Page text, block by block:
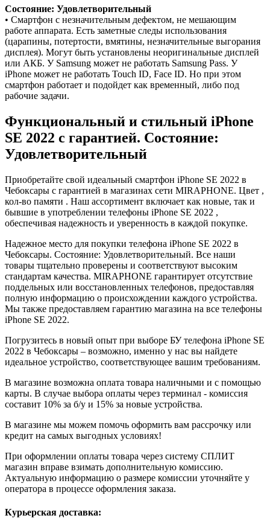
Состояние: Удовлетворительный
• Смартфон с незначительным дефектом, не мешающим
работе аппарата. Есть заметные следы использования
(царапины, потертости, вмятины, незначительные выгорания
дисплея). Могут быть установлены неоригинальные дисплей
или АКБ. У Samsung может не работать Samsung Pass. У
iPhone может не работать Touch ID, Face ID. Но при этом
смартфон работает и подойдет как временный, либо под
рабочие задачи.
Функциональный и стильный iPhone
SE 2022 с гарантией. Состояние:
Удовлетворительный
Приобретайте свой идеальный смартфон iPhone SE 2022 в
Чебоксары с гарантией в магазинах сети MIRAPHONE. Цвет ,
кол-во памяти . Наш ассортимент включает как новые, так и
бывшие в употреблении телефоны iPhone SE 2022 ,
обеспечивая надежность и уверенность в каждой покупке.
Надежное место для покупки телефона iPhone SE 2022 в
Чебоксары. Состояние: Удовлетворительный. Все наши
товары тщательно проверены и соответствуют высоким
стандартам качества. MIRAPHONE гарантирует отсутствие
поддельных или восстановленных телефонов, предоставляя
полную информацию о происхождении каждого устройства.
Мы также предоставляем гарантию магазина на все телефоны
iPhone SE 2022.
Погрузитесь в новый опыт при выборе БУ телефона iPhone SE
2022 в Чебоксары – возможно, именно у нас вы найдете
идеальное устройство, соответствующее вашим требованиям.
В магазине возможна оплата товара наличными и с помощью
карты. В случае выбора оплаты через терминал - комиссия
составит 10% за б/у и 15% за новые устройства.
В магазине мы можем помочь оформить вам рассрочку или
кредит на самых выгодных условиях!
При оформлении оплаты товара через систему СПЛИТ
магазин вправе взимать дополнительную комиссию.
Актуальную информацию о размере комиссии уточняйте у
оператора в процессе оформления заказа.
Курьерская доставка: